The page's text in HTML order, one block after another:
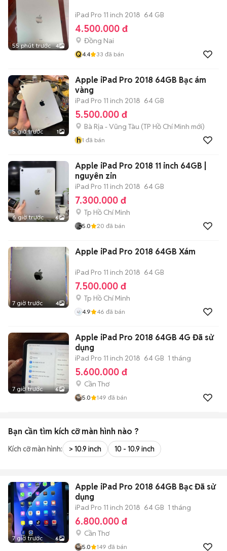
55 phút trước 4
iPad Pro 11 inch 2018 64 GB
4.500.000 đ
Đồng Nai
Q4.4 33 đã bán
5 giờ trước 1
Apple iPad Pro 2018 64GB Bạc ám
vàng
iPad Pro 11 inch 2018 64 GB
5.500.000 đ
Bà Rịa - Vũng Tàu (TP Hồ Chí Minh mới)
h1 đã bán
6 giờ trước 6
Apple iPad Pro 2018 11 inch 64GB |
nguyên zin
iPad Pro 11 inch 2018 64 GB
7.300.000 đ
Tp Hồ Chí Minh
5.0 20 đã bán
7 giờ trước 4
Apple iPad Pro 2018 64GB Xám
iPad Pro 11 inch 2018 64 GB
7.500.000 đ
Tp Hồ Chí Minh
4.9 46 đã bán
7 giờ trước 6
Apple iPad Pro 2018 64GB 4G Đã sử
dụng
iPad Pro 11 inch 2018 64 GB 1 tháng
5.600.000 đ
Cần Thơ
5.0 149 đã bán
Bạn cần tìm kích cỡ màn hình nào ?
Kích cỡ màn hình: > 10.9 inch 10 - 10.9 inch
7 giờ trước 6
Apple iPad Pro 2018 64GB Bạc Đã sử
dụng
iPad Pro 11 inch 2018 64 GB 1 tháng
6.800.000 đ
Cần Thơ
5.0 149 đã bán